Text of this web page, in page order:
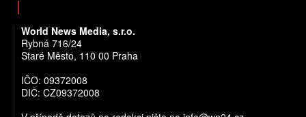
World News Media, s.r.o.
Rybná 716/24
Staré Město, 110 00 Praha
IČO: 09372008
DIČ: CZ09372008